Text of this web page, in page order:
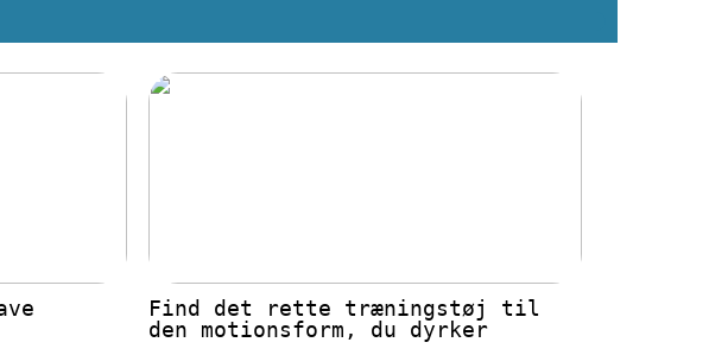
Find det rette træningstøj til
den motionsform, du dyrker